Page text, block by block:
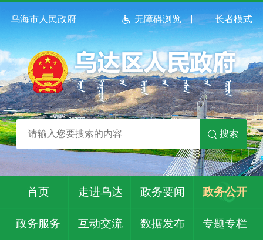
乌海市人民政府 无障碍浏览 长者模式
搜索
首页 走进乌达 政务要闻 政务公开
政务服务 互动交流 数据发布 专题专栏